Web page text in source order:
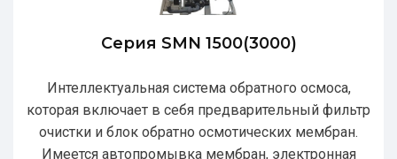
Серия SMN 1500(3000)
Интеллектуальная система обратного осмоса,
которая включает в себя предварительный фильтр
очистки и блок обратно осмотических мембран.
Имеется автопромывка мембран, электронная